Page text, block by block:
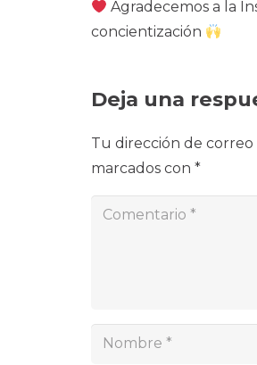
Agradecemos a la
concientización
Deja una
Tu dirección de
marcados con *